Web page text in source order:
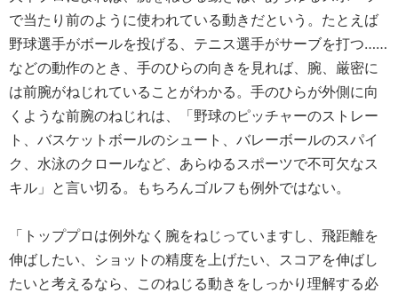
で当たり前のように使われている動きだという。たとえば
野球選手がボールを投げる、テニス選手がサーブを打つ……
などの動作のとき、手のひらの向きを見れば、腕、厳密に
は前腕がねじれていることがわかる。手のひらが外側に向
くような前腕のねじれは、「野球のピッチャーのストレー
ト、バスケットボールのシュート、バレーボールのスパイ
ク、水泳のクロールなど、あらゆるスポーツで不可欠なス
キル」と言い切る。もちろんゴルフも例外ではない。
「トッププロは例外なく腕をねじっていますし、飛距離を
伸ばしたい、ショットの精度を上げたい、スコアを伸ばし
たいと考えるなら、このねじる動きをしっかり理解する必